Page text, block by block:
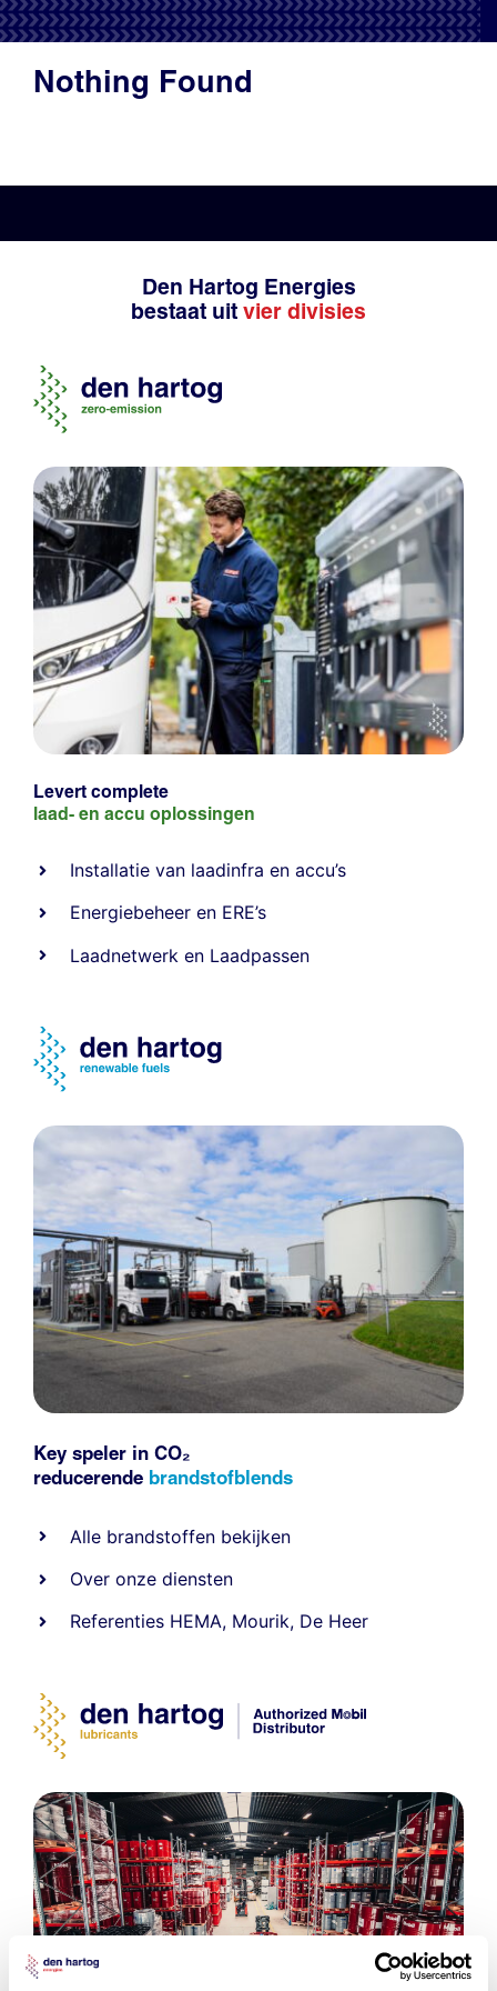
Productadvies
Nothing Found
Den Hartog Energies
bestaat uit vier divisies
Levert complete
laad- en accu oplossingen
Installatie van laadinfra en accu’s
Energiebeheer en ERE’s
Laadnetwerk en Laadpassen
Key speler in CO₂
reducerende brandstofblends
Alle brandstoffen bekijken
Over onze diensten
Referenties HEMA, Mourik, De Heer